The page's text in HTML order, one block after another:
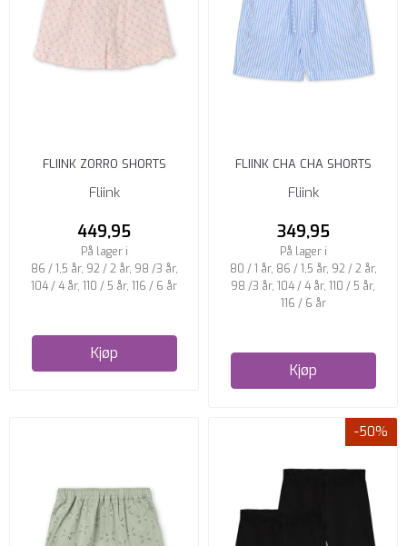
FLIINK ZORRO SHORTS
VOLANG CHALK PINK RUTETE
Fliink
449,95
På lager i
86 / 1,5 år, 92 / 2 år, 98 /3 år,
104 / 4 år, 110 / 5 år, 116 / 6 år
Kjøp
FLIINK CHA CHA SHORTS
MARINA STRIPET
Fliink
349,95
På lager i
80 / 1 år, 86 / 1,5 år, 92 / 2 år,
98 /3 år, 104 / 4 år, 110 / 5 år,
116 / 6 år
Kjøp
-50%